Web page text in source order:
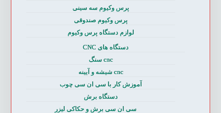
پرس وکیوم سه سینی
پرس وکیوم صندوقی
لوازم دستگاه پرس وکیوم
دستگاه های CNC
cnc سنگ
cnc شیشه و آیینه
آموزش کار با سی ان سی چوب
دستگاه برش
سی ان سی برش و حکاکی لیزر